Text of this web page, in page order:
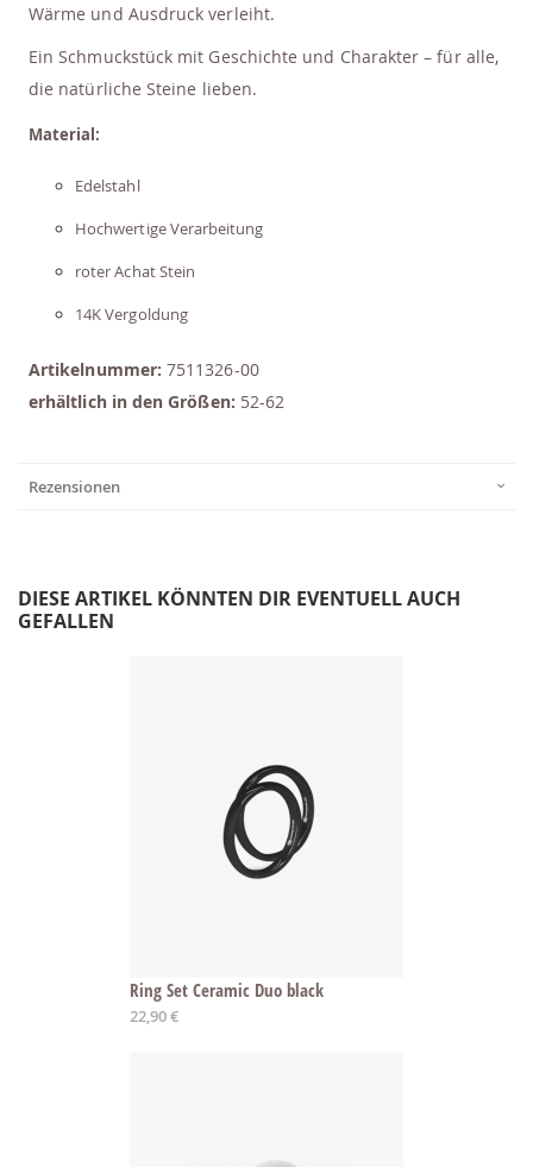
Wärme und Ausdruck verleiht.
Ein Schmuckstück mit Geschichte und Charakter – für alle,
die natürliche Steine lieben.
Material:
Edelstahl
Hochwertige Verarbeitung
roter Achat Stein
14K Vergoldung
Artikelnummer:7511326-00
erhältlich in den Größen: 52-62
Rezensionen
DIESE ARTIKEL KÖNNTEN DIR EVENTUELL AUCH
GEFALLEN
Ring Set Ceramic Duo black
22,90 €